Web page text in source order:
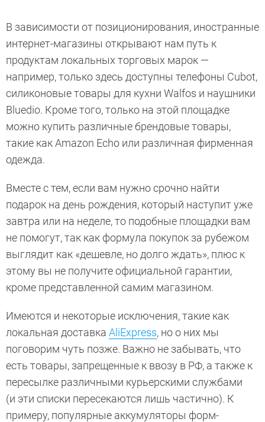
В зависимости от позиционирования, иностранные
интернет-магазины открывают нам путь к
продуктам локальных торговых марок —
например, только здесь доступны телефоны Cubot,
силиконовые товары для кухни Walfos и наушники
Bluedio. Кроме того, только на этой площадке
можно купить различные брендовые товары,
такие как Amazon Echo или различная фирменная
одежда.
Вместе с тем, если вам нужно срочно найти
подарок на день рождения, который наступит уже
завтра или на неделе, то подобные площадки вам
не помогут, так как формула покупок за рубежом
выглядит как «дешевле, но долго ждать», плюс к
этому вы не получите официальной гарантии,
кроме представленной самим магазином.
Имеются и некоторые исключения, такие как
локальная доставка AliExpress, но о них мы
поговорим чуть позже. Важно не забывать, что
есть товары, запрещенные к ввозу в РФ, а также к
пересылке различными курьерскими службами
(и эти списки пересекаются лишь частично). К
примеру, популярные аккумуляторы форм-